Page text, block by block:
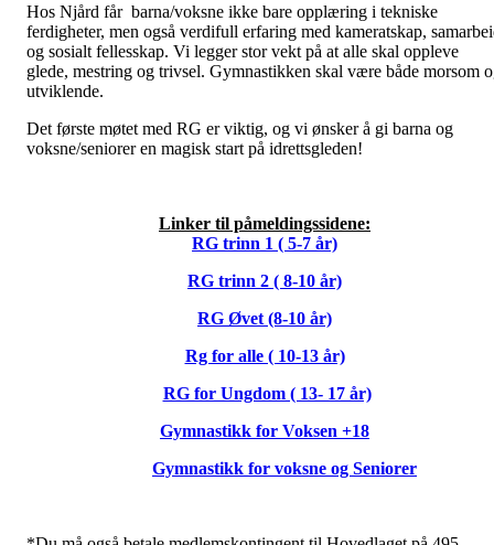
Hos Njård får barna/voksne ikke bare opplæring i tekniske
ferdigheter, men også verdifull erfaring med kameratskap,
og sosialt fellesskap. Vi legger stor vekt på at alle skal oppleve
glede, mestring og trivsel. Gymnastikken skal være både morsom
utviklende.
Det første møtet med RG er viktig, og vi ønsker å gi barna og
voksne/seniorer en magisk start på idrettsgleden!
Linker til påmeldingssidene:
RG trinn 1 ( 5-7 år)
RG trinn 2 ( 8-10 år)
RG Øvet (8-10 år)
Rg for alle ( 10-13 år)
RG for Ungdom ( 13- 17 år)
Gymnastikk for Voksen +18
Gymnastikk for voksne og Seniorer